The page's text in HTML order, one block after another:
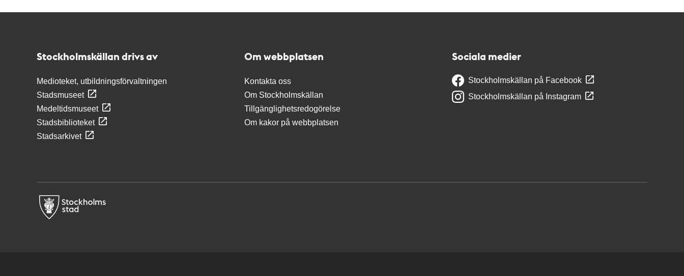
Stockholmskällan drivs av
Medioteket, utbildningsförvaltningen
Stadsmuseet
Medeltidsmuseet
Stadsbiblioteket
Stadsarkivet
Om webbplatsen
Kontakta oss
Om Stockholmskällan
Tillgänglighetsredogörelse
Om kakor på webbplatsen
Sociala medier
Stockholmskällan på Facebook
Stockholmskällan på Instagram